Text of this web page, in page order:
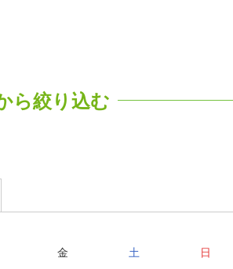
ら絞り込む
金 土 日